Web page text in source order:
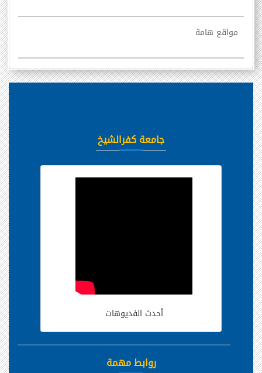
مواقع هامة
جامعة كفرالشيخ
أحدث الفديوهات
روابط مهمة